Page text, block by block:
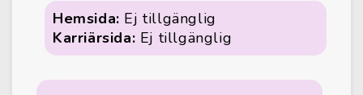
Hemsida: Ej tillgänglig
Karriärsida: Ej tillgänglig